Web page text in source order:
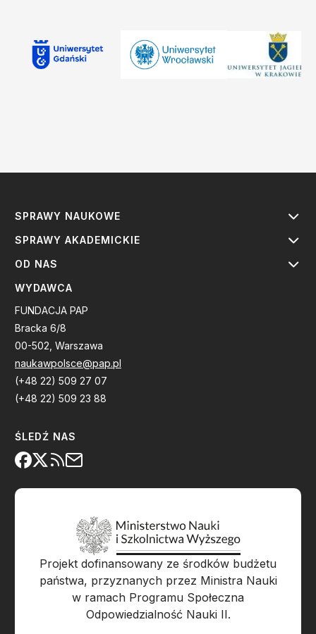
SPRAWY NAUKOWE
SPRAWY AKADEMICKIE
OD NAS
WYDAWCA
FUNDACJA PAP
Bracka 6/8
00-502, Warszawa
naukawpolsce@pap.pl
(+48 22) 509 27 07
(+48 22) 509 23 88
ŚLEDŹ NAS
Projekt dofinansowany ze środków budżetu
państwa, przyznanych przez Ministra Nauki
w ramach Programu Społeczna
Odpowiedzialność Nauki II.